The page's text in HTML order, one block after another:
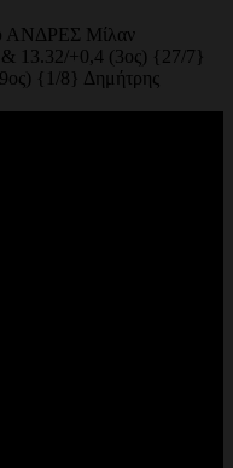
ΑΝΔΡΕΣ Μίλαν
& 13.32/+0,4 (3ος) {27/7}
{1/8} Δημήτρης